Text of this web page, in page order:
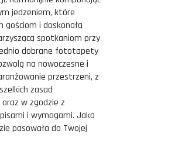
jedzeniem, które
gościom i doskonałą
spotkaniom przy
dobrane fototapety
na nowoczesne i
przestrzeni, z
zasad
w zgodzie z
i wymogami. Jaka
pasowała do Twojej